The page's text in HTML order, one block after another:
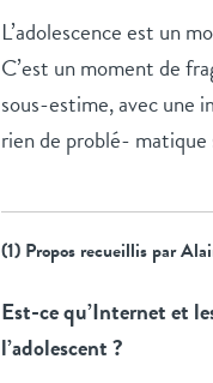
L’adolescence est un
C’est un moment de
sous-estime, avec une
rien de problé- matique
(1) Propos recueillis par
Est-ce qu’Internet et
l’adolescent ?